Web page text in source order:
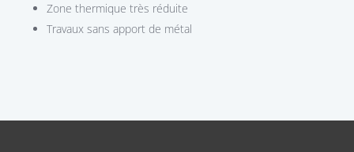
Zone thermique très réduite
Travaux sans apport de métal